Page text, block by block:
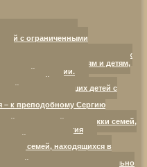
с ограниченными
социально ориентированных
поддержку семьям и детям,
ситуации.
воспитывающих детей с
– к преподобному Сергию
социальной поддержки семей,
развития
для семей, находящихся в
центр развития социально